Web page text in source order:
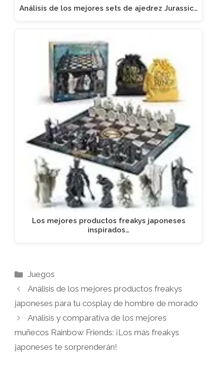
Análisis de los mejores sets de ajedrez Jurassic…
Los mejores productos freakys japoneses
inspirados…
Categorías
Juegos
Análisis de los mejores productos freakys
japoneses para tu cosplay de hombre de morado
Análisis y comparativa de los mejores
muñecos Rainbow Friends: ¡Los más freakys
japoneses te sorprenderán!